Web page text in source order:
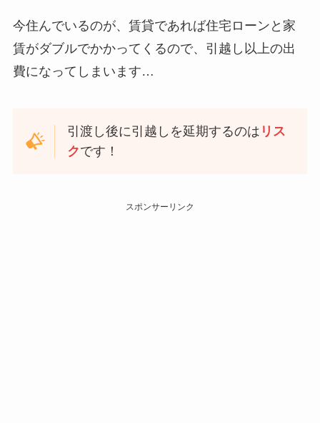
今住んでいるのが、賃貸であれば住宅ローンと家
賃がダブルでかかってくるので、引越し以上の出
費になってしまいます…
引渡し後に引越しを延期するのは リス
クです！
スポンサーリンク